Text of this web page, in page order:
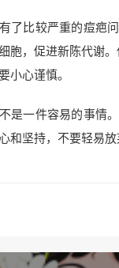
了比较严重的痘疤
胞，促进新陈代谢
小心谨慎。
是一件容易的事情
和坚持，不要轻易